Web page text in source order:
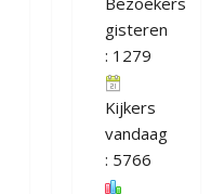
gisteren
: 1279
Kijkers
vandaag
: 5766